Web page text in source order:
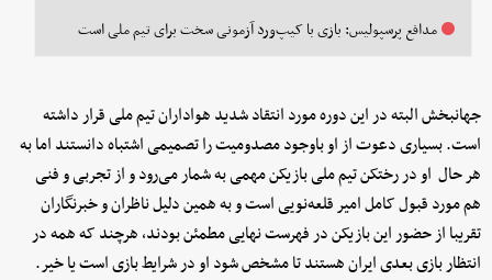
مدافع پرسپولیس: بازی با کیپ‌ورد آزمونی سخت برای تیم ملی است
جهانبخش البته در این دوره مورد انتقاد شدید هواداران تیم ملی قرار داشته
است. بسیاری دعوت از او باوجود مصدومیت را تصمیمی اشتباه دانستند اما به
هر حال او در رختکن تیم ملی بازیکن مهمی به شمار می‌رود و از تجربی و فنی
هم مورد قبول کامل امیر قلعه‌نویی است و به همین دلیل ناظران و خبرنگاران
تقریبا از حضور این بازیکن در فهرست نهایی مطمئن بودند، هرچند که همه در
انتظار بازی بعدی ایران هستند تا مشخص شود او در شرایط بازی است یا خیر.